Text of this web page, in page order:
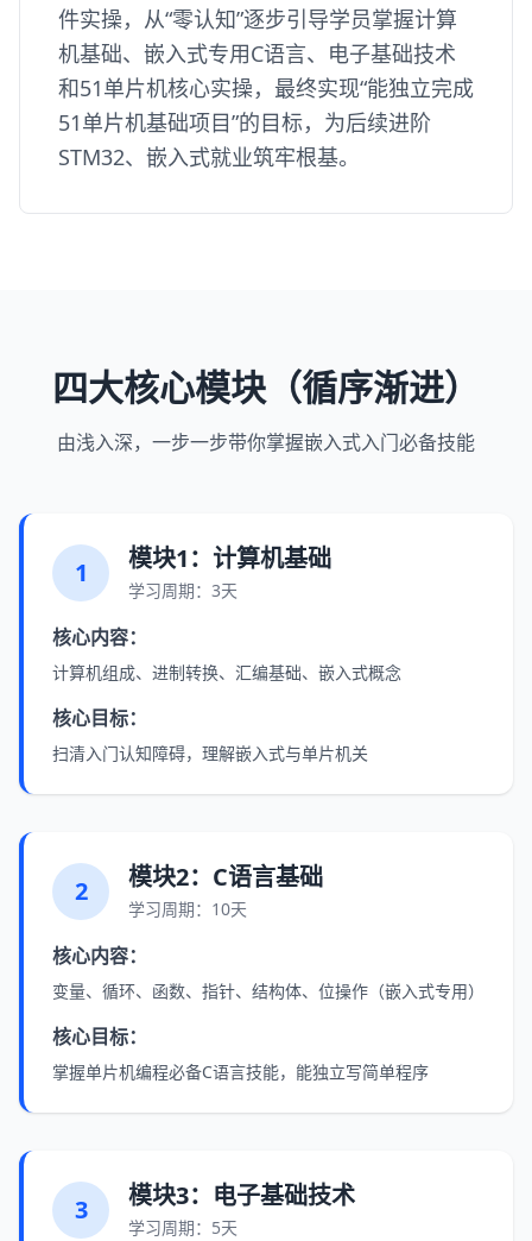
件实操，从“零认知”逐步引导学员掌握计算
机基础、嵌入式专用C语言、电子基础技术
和51单片机核心实操，最终实现“能独立完成
51单片机基础项目”的目标，为后续进阶
STM32、嵌入式就业筑牢根基。
四大核心模块（循序渐进）
由浅入深，一步一步带你掌握嵌入式入门必备技能
1 模块1：计算机基础
学习周期：3天
核心内容：
计算机组成、进制转换、汇编基础、嵌入式概念
核心目标：
扫清入门认知障碍，理解嵌入式与单片机关
2 模块2：C语言基础
学习周期：10天
核心内容：
变量、循环、函数、指针、结构体、位操作（嵌入式专用）
核心目标：
掌握单片机编程必备C语言技能，能独立写简单程序
3 模块3：电子基础技术
学习周期：5天